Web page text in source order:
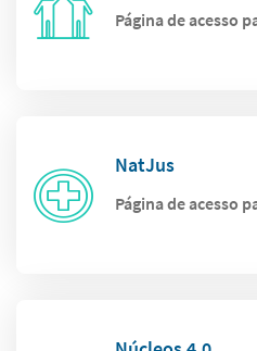
Página de acesso
NatJus
Página de acesso